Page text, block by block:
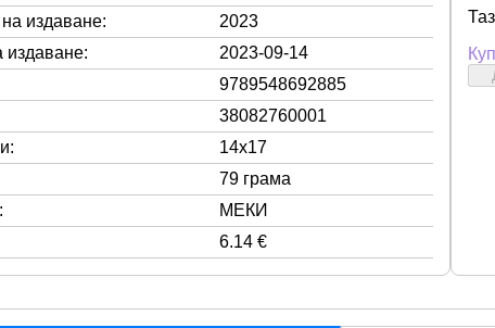
издаване:
2023
издаване:
2023-09-14
9789548692885
38082760001
14x17
79 грама
МЕКИ
6.14 €